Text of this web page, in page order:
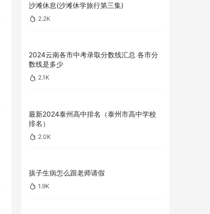
沙滩休息(沙滩休学旅行第三集)
2.2K
2024云南各市中考录取分数线汇总 各市分
数线是多少
2.1K
最新2024泰州高中排名（泰州市高中学校
排名）
2.0K
孩子生病怎么跟老师请假
1.9K